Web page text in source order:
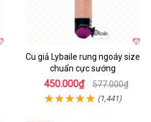
Cu giả Lybaile rung ngoáy size
chuẩn cực sướng
450.000₫ 577.000₫
(1,441)